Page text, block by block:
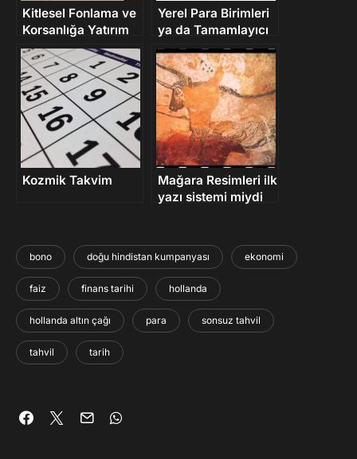
Kitlesel Fonlama ve
Korsanlığa Yatırım
Yerel Para Birimleri
ya da Tamamlayıcı
Para Birimleri
Kozmik Takvim
Mağara Resimleri ilk
yazı sistemi miydi
bono doğu hindistan kumpanyası ekonomi
faiz finans tarihi hollanda
hollanda altın çağı para sonsuz tahvil
tahvil tarih